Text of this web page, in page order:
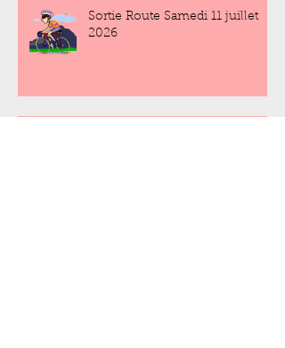
Sortie Route Samedi 11 juillet
2026